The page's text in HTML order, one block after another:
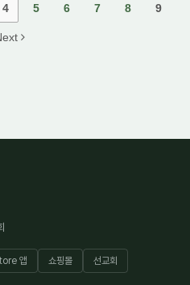
4 5 6 7 8 9
앱 쇼핑몰 선교회